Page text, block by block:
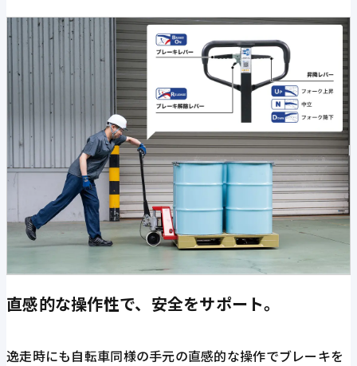
直感的な操作性で、安全をサポート。
逸走時にも自転車同様の手元の直感的な操作でブレーキを